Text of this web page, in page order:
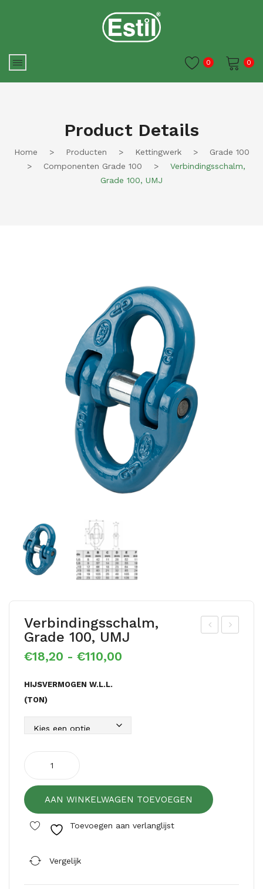
0
0
Product Details
Home > Producten > Kettingwerk >
Grade 100
>
Componenten Grade 100 >
Verbindingsschalm,
Grade 100, UMJ
Gra
de
Verbindingsschalm,
Grade 100, UMJ
€18,20 - €110,00
HIJSVERMOGEN W.L.L.
(TON)
Verbindingsschalm,
grade
100,
UMJ
aantal
AAN WINKELWAGEN TOEVOEGEN
Toevoegen aan verlanglijst
Vergelijk